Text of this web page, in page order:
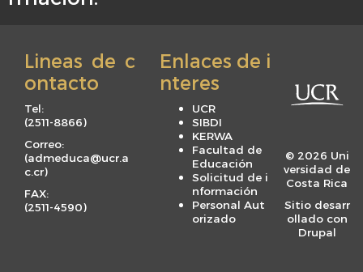
Lineas de c
ontacto
Tel:
(2511-8866)
Correo:
(admeduca@ucr.a
c.cr)
FAX:
(2511-4590)
Enlaces de i
nteres
UCR
SIBDI
KERWA
Facultad de
Educación
Solicitud de i
nformación
Personal Aut
orizado
© 2026 Uni
versidad de
Costa Rica
Sitio desarr
ollado con
Drupal